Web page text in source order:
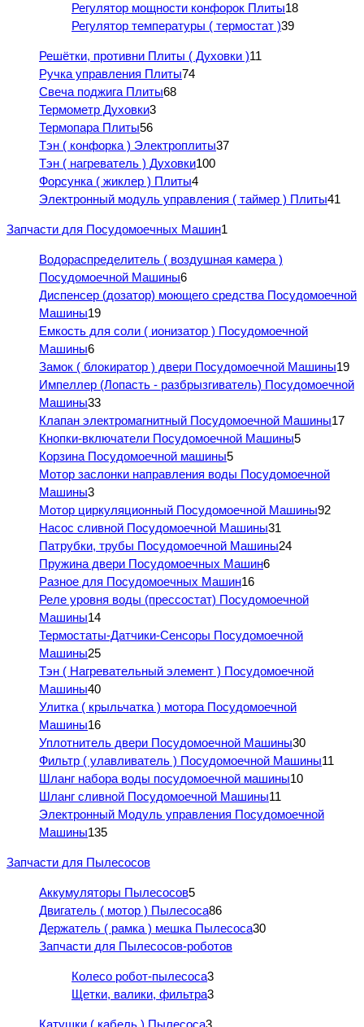
Регулятор мощности конфорок Плиты18
Регулятор температуры ( термостат )39
Решётки, противни Плиты ( Духовки )11
Ручка управления Плиты74
Свеча поджига Плиты68
Термометр Духовки3
Термопара Плиты56
Тэн ( конфорка ) Электроплиты37
Тэн ( нагреватель ) Духовки100
Форсунка ( жиклер ) Плиты4
Электронный модуль управления ( таймер ) Плиты41
Запчасти для Посудомоечных Машин1
Водораспределитель ( воздушная камера )
Посудомоечной Машины6
Диспенсер (дозатор) моющего средства Посудомоечной
Машины19
Емкость для соли ( ионизатор ) Посудомоечной
Машины6
Замок ( блокиратор ) двери Посудомоечной Машины19
Импеллер (Лопасть - разбрызгиватель) Посудомоечной
Машины33
Клапан электромагнитный Посудомоечной Машины17
Кнопки-включатели Посудомоечной Машины5
Корзина Посудомоечной машины5
Мотор заслонки направления воды Посудомоечной
Машины3
Мотор циркуляционный Посудомоечной Машины92
Насос сливной Посудомоечной Машины31
Патрубки, трубы Посудомоечной Машины24
Пружина двери Посудомоечных Машин6
Разное для Посудомоечных Машин16
Реле уровня воды (прессостат) Посудомоечной
Машины14
Термостаты-Датчики-Сенсоры Посудомоечной
Машины25
Тэн ( Нагревательный элемент ) Посудомоечной
Машины40
Улитка ( крыльчатка ) мотора Посудомоечной
Машины16
Уплотнитель двери Посудомоечной Машины30
Фильтр ( улавливатель ) Посудомоечной Машины11
Шланг набора воды посудомоечной машины10
Шланг сливной Посудомоечной Машины11
Электронный Модуль управления Посудомоечной
Машины135
Запчасти для Пылесосов
Аккумуляторы Пылесосов5
Двигатель ( мотор ) Пылесоса86
Держатель ( рамка ) мешка Пылесоса30
Запчасти для Пылесосов-роботов
Колесо робот-пылесоса3
Щетки, валики, фильтра3